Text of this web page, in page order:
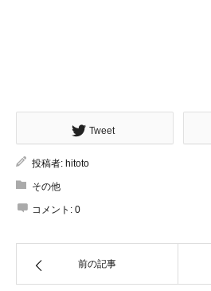
Tweet
投稿者: hitoto
その他
コメント: 0
前の記事